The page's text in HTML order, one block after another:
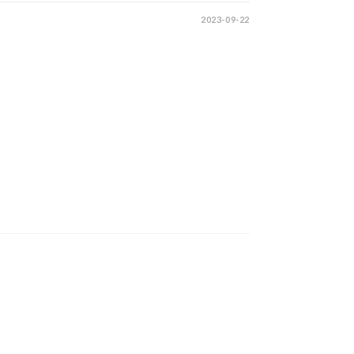
2023-09-22